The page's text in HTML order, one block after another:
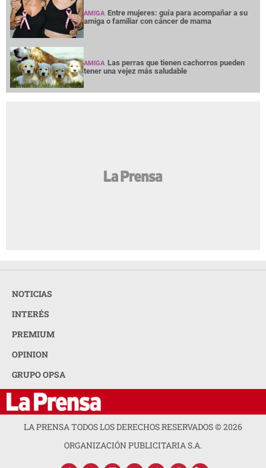
AMIGA Entre mujeres: guía para acompañar a su
amiga o familiar con cáncer de mama
AMIGA Las perras que tienen cachorros pueden
tener una vejez más saludable
NOTICIAS
INTERÉS
PREMIUM
OPINION
GRUPO OPSA
LA PRENSA TODOS LOS DERECHOS RESERVADOS ©2026
ORGANIZACIÓN PUBLICITARIA S.A.